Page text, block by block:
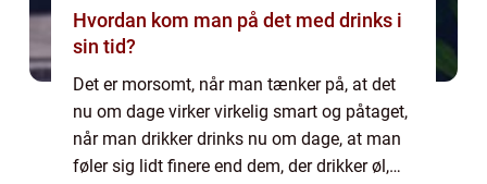
Hvordan kom man på det med drinks i
sin tid?
Det er morsomt, når man tænker på, at det
nu om dage virker virkelig smart og påtaget,
når man drikker drinks nu om dage, at man
føler sig lidt finere end dem, der drikker øl,